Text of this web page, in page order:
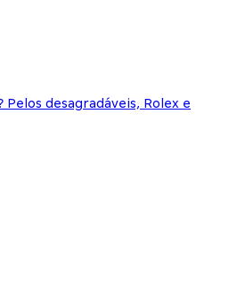
Pelos desagradáveis, Rolex e